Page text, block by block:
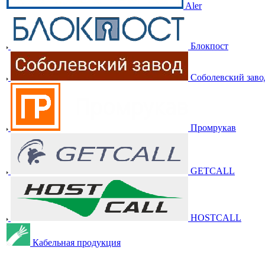
Aler
Блокпост
Соболевский
Промрукав
GETCALL
HOSTCALL
Кабельная продукция